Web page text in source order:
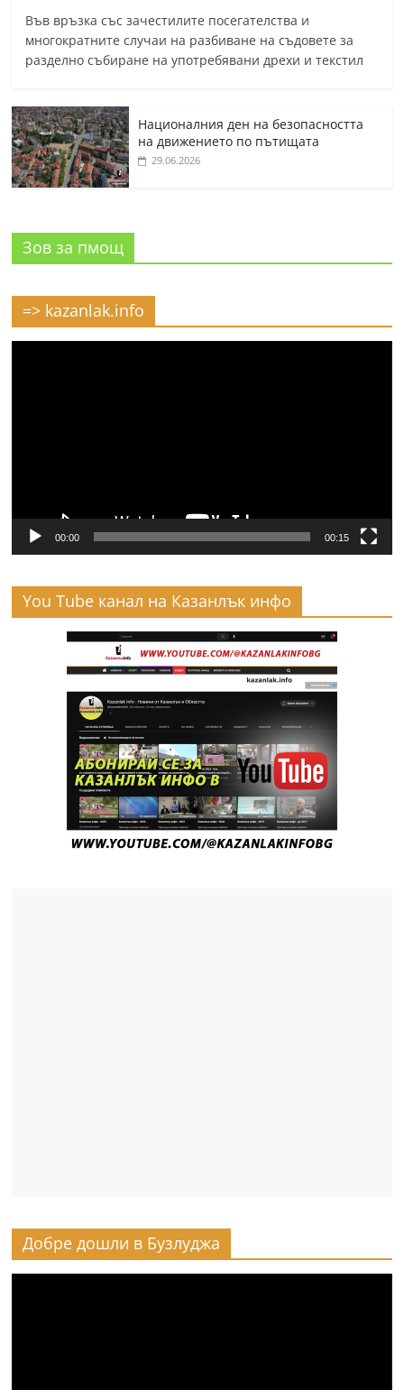
Във връзка със зачестилите посегателства и
многократните случаи на разбиване на съдовете за
разделно събиране на употребявани дрехи и текстил
Националния ден на безопасността
на движението по пътищата
29.06.2026
Зов за пмощ
=> kazanlak.info
00:00 00:15
You Tube канал на Казанлък инфо
Добре дошли в Бузлуджа